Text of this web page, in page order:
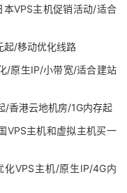
VPS主机促销活动/适合
起/移动优化线路
/原生IP/小带宽/适合建站
/香港云地机房/1G内存起
VPS主机和虚拟主机买一
VPS主机/原生IP/4G内